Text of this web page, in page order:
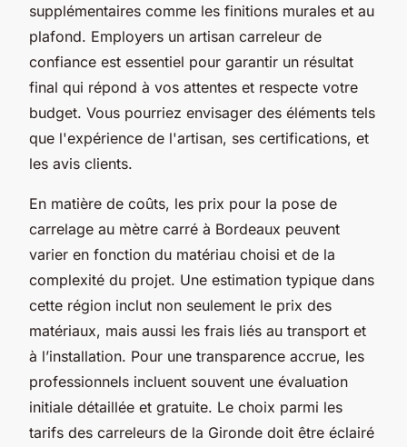
supplémentaires comme les finitions murales et au
plafond. Employers un artisan carreleur de
confiance est essentiel pour garantir un résultat
final qui répond à vos attentes et respecte votre
budget. Vous pourriez envisager des éléments tels
que l'expérience de l'artisan, ses certifications, et
les avis clients.
En matière de coûts, les prix pour la pose de
carrelage au mètre carré à Bordeaux peuvent
varier en fonction du matériau choisi et de la
complexité du projet. Une estimation typique dans
cette région inclut non seulement le prix des
matériaux, mais aussi les frais liés au transport et
à l’installation. Pour une transparence accrue, les
professionnels incluent souvent une évaluation
initiale détaillée et gratuite. Le choix parmi les
tarifs des carreleurs de la Gironde doit être éclairé